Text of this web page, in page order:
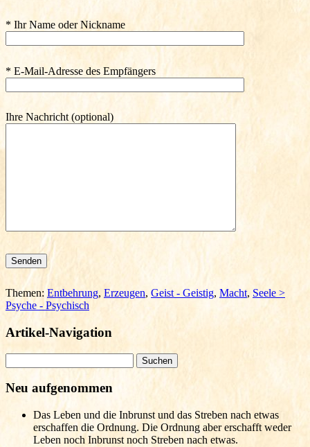
* Ihr Name oder Nickname
* E-Mail-Adresse des Empfängers
Ihre Nachricht (optional)
Bitte lasse dieses Feld leer.
Themen: Entbehrung, Erzeugen, Geist - Geistig, Macht, Seele >
Psyche - Psychisch
Artikel-Navigation
nach:
Neu aufgenommen
Das Leben und die Inbrunst und das Streben nach etwas
erschaffen die Ordnung. Die Ordnung aber erschafft weder
Leben noch Inbrunst noch Streben nach etwas.